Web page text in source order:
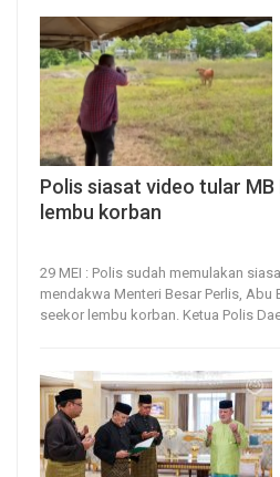
Polis siasat video tular
lembu korban
29 MEI : Polis sudah memulakan
mendakwa Menteri Besar Perlis, Abu
seekor lembu korban. Ketua Polis